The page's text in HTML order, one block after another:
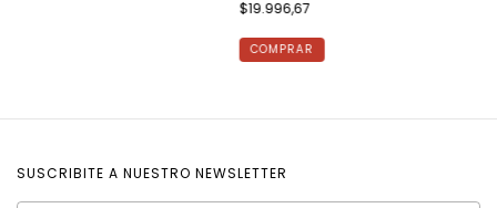
$19.996,67
COMPRAR
SUSCRIBITE A NUESTRO NEWSLETTER